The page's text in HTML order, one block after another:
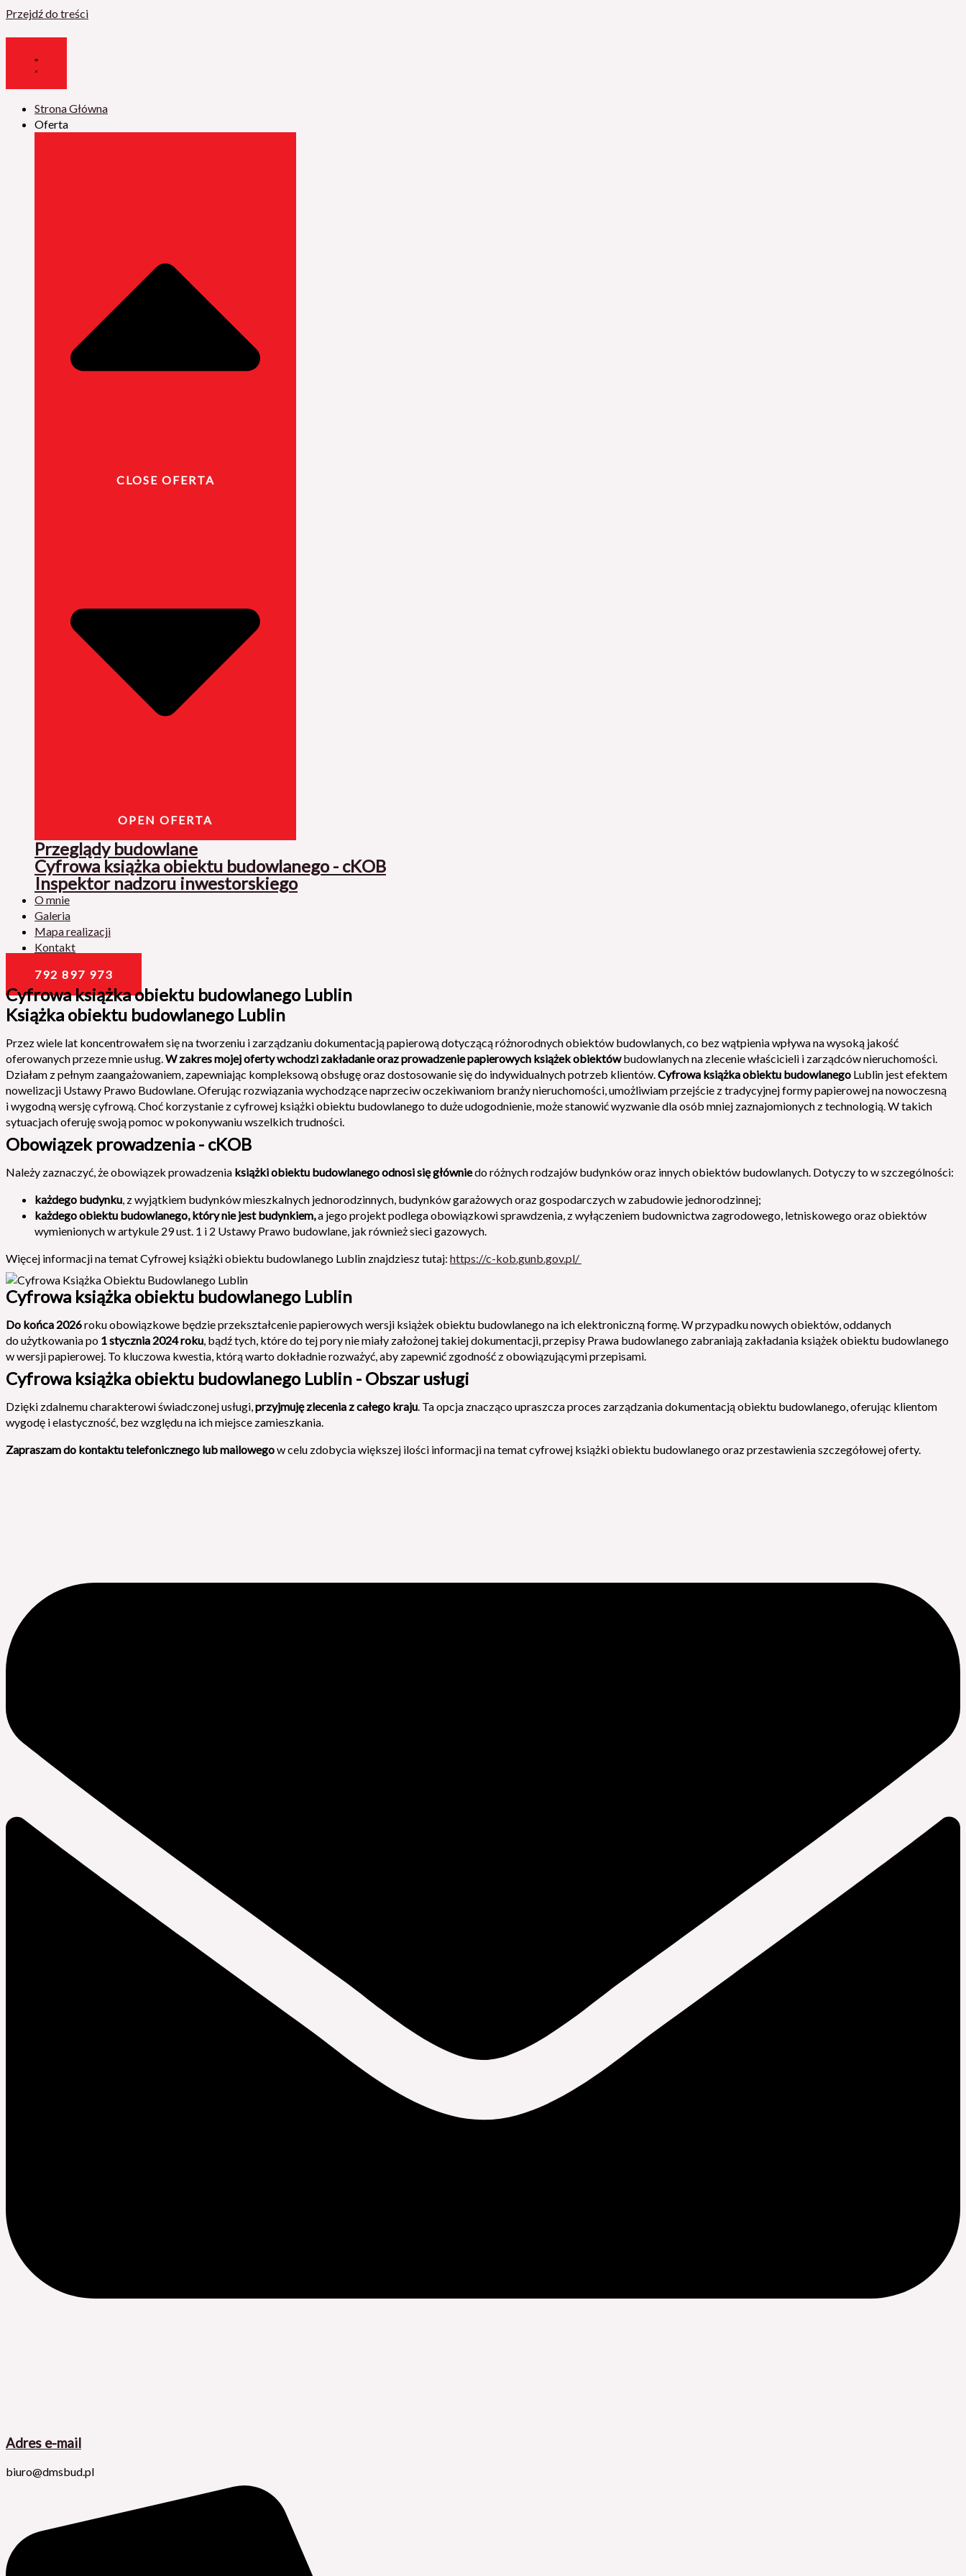
Przejdź do treści
Strona Główna
Oferta
CLOSE OFERTA
OPEN OFERTA
Przeglądy budowlane
Cyfrowa książka obiektu budowlanego - cKOB
Inspektor nadzoru inwestorskiego
O mnie
Galeria
Mapa realizacji
Kontakt
792 897 973
Cyfrowa książka obiektu budowlanego Lublin
Książka obiektu budowlanego Lublin
Przez wiele lat koncentrowałem się na tworzeniu i zarządzaniu dokumentacją papierową dotyczącą różnorodnych obiektów budowlanych, co bez wątpienia wpływa na wysoką jakość
oferowanych przeze mnie usług. W zakres mojej oferty wchodzi zakładanie oraz prowadzenie papierowych książek obiektówbudowlanych na zlecenie właścicieli i zarządców nieruchomości.
Działam z pełnym zaangażowaniem, zapewniając kompleksową obsługę oraz dostosowanie się do indywidualnych potrzeb klientów. Cyfrowa książka obiektu budowlanego Lublin jest efektem
nowelizacji Ustawy Prawo Budowlane. Oferując rozwiązania wychodzące naprzeciw oczekiwaniom branży nieruchomości, umożliwiam przejście z tradycyjnej formy papierowej na nowoczesną
i wygodną wersję cyfrową. Choć korzystanie z cyfrowej książki obiektu budowlanego to duże udogodnienie, może stanowić wyzwanie dla osób mniej zaznajomionych z technologią. W takich
sytuacjach oferuję swoją pomoc w pokonywaniu wszelkich trudności.
Obowiązek prowadzenia - cKOB
Należy zaznaczyć, że obowiązek prowadzenia książki obiektu budowlanego odnosi się główniedo różnych rodzajów budynków oraz innych obiektów budowlanych. Dotyczy to w szczególności:
każdego budynku , z wyjątkiem budynków mieszkalnych jednorodzinnych, budynków garażowych oraz gospodarczych w zabudowie jednorodzinnej;
każdego obiektu budowlanego, który nie jest budynkiem,a jego projekt podlega obowiązkowi sprawdzenia, z wyłączeniem budownictwa zagrodowego, letniskowego oraz obiektów
wymienionych w artykule 29 ust. 1 i 2 Ustawy Prawo budowlane, jak również sieci gazowych.
Więcej informacji na temat Cyfrowej książki obiektu budowlanego Lublin znajdziesz tutaj: https://c-kob.gunb.gov.pl/
Cyfrowa książka obiektu budowlanego Lublin
Do końca 2026roku obowiązkowe będzie przekształcenie papierowych wersji książek obiektu budowlanego na ich elektroniczną formę. W przypadku nowych obiektów, oddanych
do użytkowania po 1 stycznia 2024 roku , bądź tych, które do tej pory nie miały założonej takiej dokumentacji, przepisy Prawa budowlanego zabraniają zakładania książek obiektu budowlanego
w wersji papierowej. To kluczowa kwestia, którą warto dokładnie rozważyć, aby zapewnić zgodność z obowiązującymi przepisami.
Cyfrowa książka obiektu budowlanego Lublin - Obszar usługi
Dzięki zdalnemu charakterowi świadczonej usługi, przyjmuję zlecenia z całego kraju . Ta opcja znacząco upraszcza proces zarządzania dokumentacją obiektu budowlanego, oferując klientom
wygodę i elastyczność, bez względu na ich miejsce zamieszkania.
Zapraszam do kontaktu telefonicznego lub mailowegow celu zdobycia większej ilości informacji na temat cyfrowej książki obiektu budowlanego oraz przestawienia szczegółowej oferty.
Adres e-mail
biuro@dmsbud.pl